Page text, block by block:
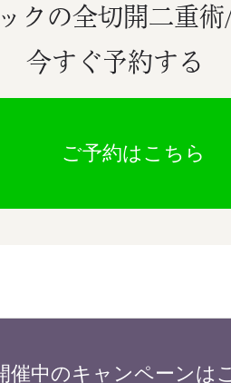
クの全切開二重
今すぐ予約する
ご予約はこちら
催中のキャンペーンは